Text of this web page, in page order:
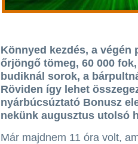
Könnyed kezdés, a végén
őrjöngő tömeg, 60 000
budiknál sorok, a
Röviden így lehet
nyárbúcsúztató Bonusz
nekünk augusztus utolsó
Már majdnem 11 óra volt,